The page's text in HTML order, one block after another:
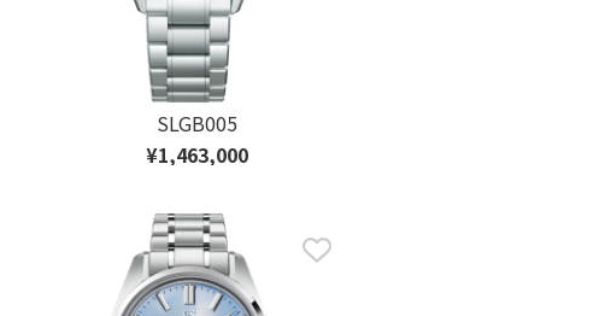
SLGB005
¥1,463,000